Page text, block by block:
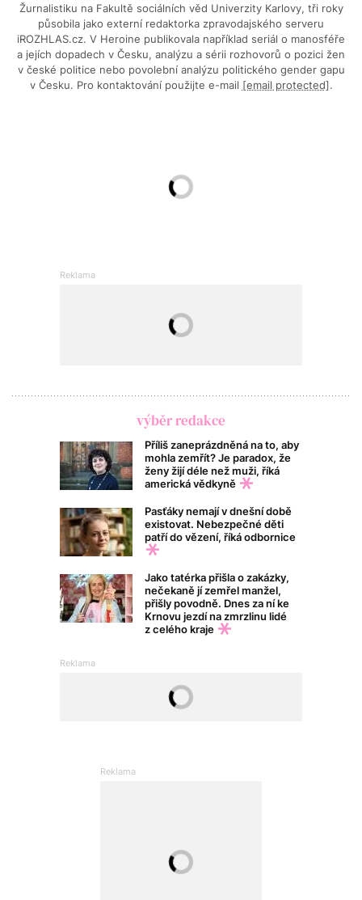
Žurnalistiku na Fakultě sociálních věd Univerzity Karlovy, tři roky
působila jako externí redaktorka zpravodajského serveru
iROZHLAS.cz. V Heroine publikovala například seriál o manosféře
a jejích dopadech v Česku, analýzu a sérii rozhovorů o pozici žen
v české politice nebo povolební analýzu politického gender gapu
v Česku. Pro kontaktování použijte e-mail [email protected].
výběr redakce
Příliš zaneprázdněná na to, aby
mohla zemřít? Je paradox, že
ženy žijí déle než muži, říká
americká vědkyně
Pasťáky nemají v dnešní době
existovat. Nebezpečné děti
patří do vězení, říká odbornice
Jako tatérka přišla o zakázky,
nečekaně jí zemřel manžel,
přišly povodně. Dnes za ní ke
Krnovu jezdí na zmrzlinu lidé
z celého kraje